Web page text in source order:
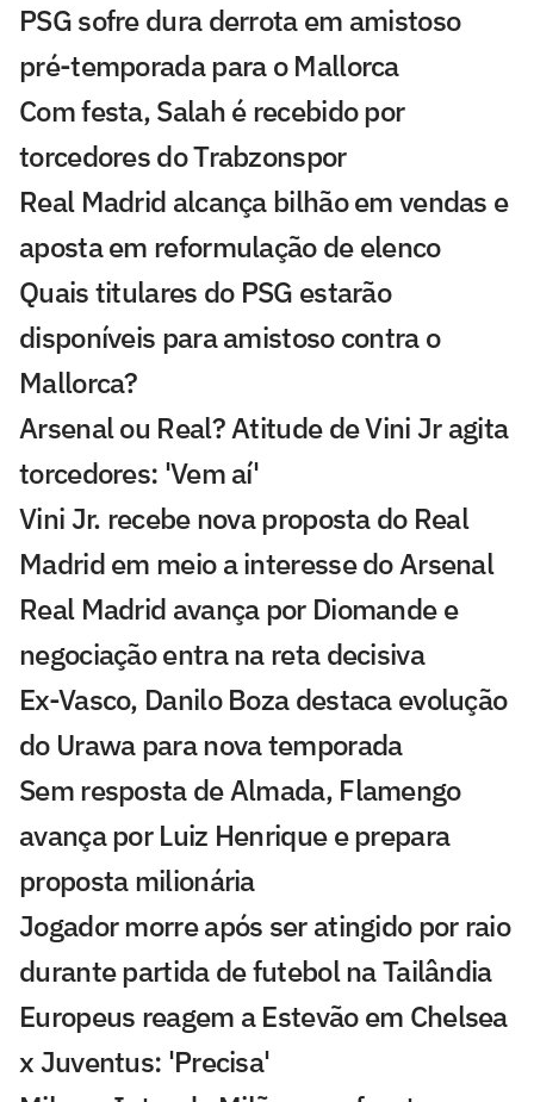
PSG sofre dura derrota em amistoso
pré-temporada para o Mallorca
Com festa, Salah é recebido por
torcedores do Trabzonspor
Real Madrid alcança bilhão em vendas e
aposta em reformulação de elenco
Quais titulares do PSG estarão
disponíveis para amistoso contra o
Mallorca?
Arsenal ou Real? Atitude de Vini Jr agita
torcedores: 'Vem aí'
Vini Jr. recebe nova proposta do Real
Madrid em meio a interesse do Arsenal
Real Madrid avança por Diomande e
negociação entra na reta decisiva
Ex-Vasco, Danilo Boza destaca evolução
do Urawa para nova temporada
Sem resposta de Almada, Flamengo
avança por Luiz Henrique e prepara
proposta milionária
Jogador morre após ser atingido por raio
durante partida de futebol na Tailândia
Europeus reagem a Estevão em Chelsea
x Juventus: 'Precisa'